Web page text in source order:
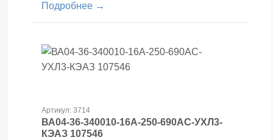
Подробнее →
Артикул: 3714
ВА04-36-340010-16А-250-690AC-УХЛ3-
КЭАЗ 107546